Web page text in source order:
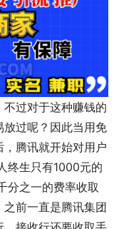
过对于这种赚钱的
过呢？因此当用免
腾讯就开始对用户
终生只有1000元的
分之一的费率收取
前一直是腾讯集团